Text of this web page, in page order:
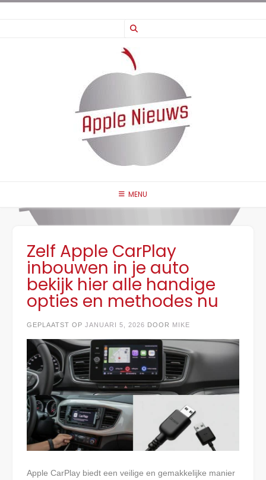
MENU
Zelf Apple CarPlay
inbouwen in je auto
bekijk hier alle handige
opties en methodes nu
GEPLAATST OP JANUARI 5, 2026 DOOR MIKE
Apple CarPlay biedt een veilige en gemakkelijke manier